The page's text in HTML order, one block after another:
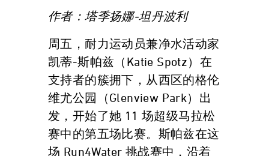
作者：塔季扬娜-坦丹波利
周五，耐力运动员兼净水活动家
凯蒂-斯帕兹（Katie Spotz）在
支持者的簇拥下，从西区的格伦
维尤公园（Glenview Park）出
发，开始了她 11 场超级马拉松
赛中的第五场比赛。斯帕兹在这
场 Run4Water 挑战赛中，沿着